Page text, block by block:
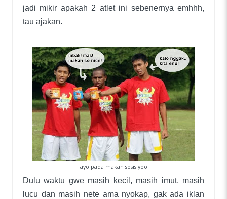
jadi mikir apakah 2 atlet ini sebenernya emhhh,
tau ajakan.
ayo pada makan sosis yoo
Dulu waktu gwe masih kecil, masih imut, masih
lucu dan masih nete ama nyokap, gak ada iklan